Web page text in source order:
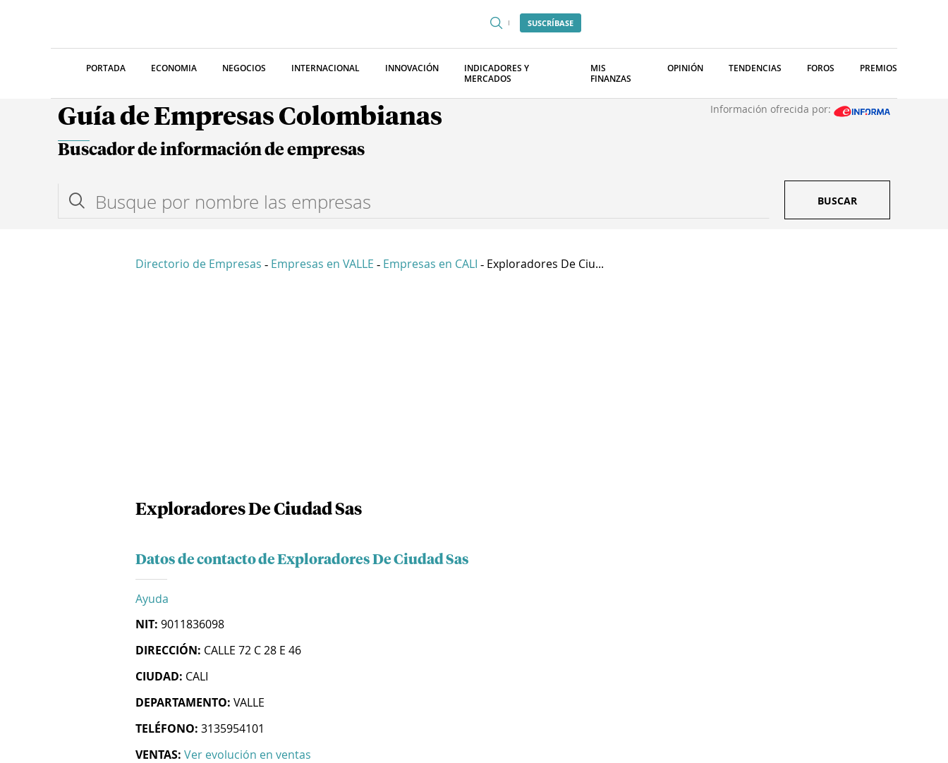
SUSCRÍBASE
PORTADA ECONOMIA NEGOCIOS INTERNACIONAL INNOVACIÓN
INDICADORES Y
MERCADOS
MIS
FINANZAS
OPINIÓN TENDENCIAS FOROS PREMIOS
Guía de Empresas Colombianas Información ofrecida por:
Buscador de información de empresas
BUSCAR
Directorio de Empresas - Empresas en VALLE - Empresas en CALI - Exploradores De Ciu...
Exploradores De Ciudad Sas
Datos de contacto de Exploradores De Ciudad Sas
Ayuda
NIT: 9011836098
DIRECCIÓN: CALLE 72 C 28 E 46
CIUDAD: CALI
DEPARTAMENTO: VALLE
TELÉFONO: 3135954101
VENTAS: Ver evolución en ventas